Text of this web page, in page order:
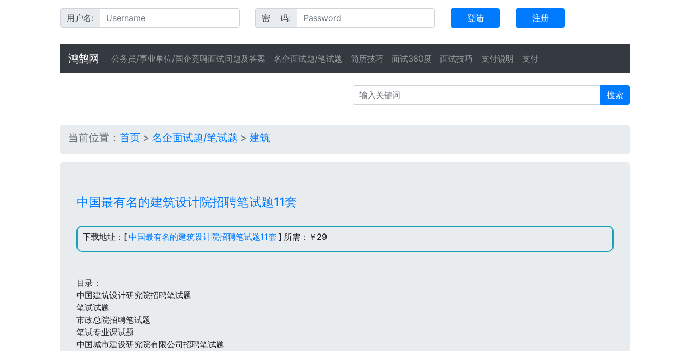
用户名: 密 码: 登陆 注册
鸿鹄网 公务员/事业单位/国企竞聘面试问题及答案 名企面试题/笔试题 简历技巧 面试360度 面试技巧 支付说明 支付
搜索
当前位置： 首页 > 名企面试题/笔试题 > 建筑
中国最有名的建筑设计院招聘笔试题11套
下载地址：[ 中国最有名的建筑设计院招聘笔试题11套 ] 所需：￥29
目录：
中国建筑设计研究院招聘笔试题
笔试试题
市政总院招聘笔试题
笔试专业课试题
中国城市建设研究院有限公司招聘笔试题